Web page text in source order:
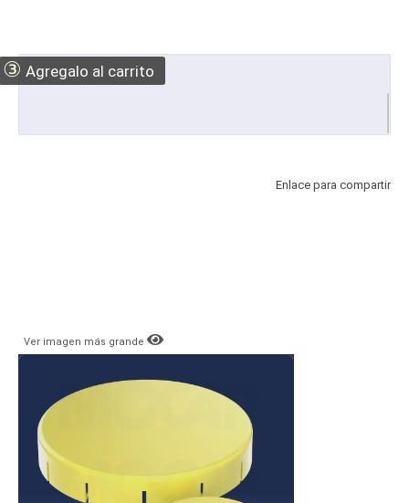
③ Agregalo al carrito
Enlace para compartir
Ver imagen más grande